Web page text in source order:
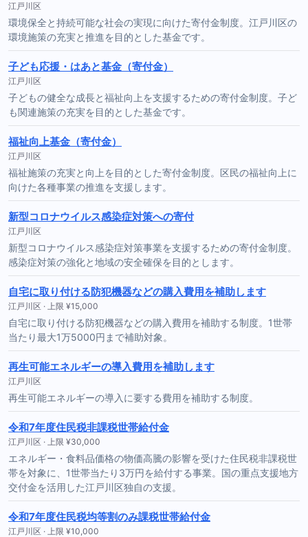
江戸川区
環境保全と持続可能な社会の実現に向けた寄付金制度。江戸川区の
環境施策の充実と推進を目的とした基金です。
子ども応援・はあと基金（寄付金）
江戸川区
子どもの健全な成長と福祉向上を支援するための寄付金制度。子ど
も関連施策の充実を目的とした基金です。
福祉向上基金（寄付金）
江戸川区
福祉施策の充実と向上を目的とした寄付金制度。区民の福祉向上に
向けた各種事業の推進を支援します。
新型コロナウイルス感染症対策への寄付
江戸川区
新型コロナウイルス感染症対策事業を支援するための寄付金制度。
感染症対策の強化と地域の安全確保を目的とします。
自宅に取り付ける防犯機器などの購入費用を補助します
江戸川区 · 上限 ¥15,000
自宅に取り付ける防犯機器などの購入費用を補助する制度。1世帯
当たり最大1万5000円まで補助対象。
再生可能エネルギーの導入費用を補助します
江戸川区
再生可能エネルギーの導入に要する費用を補助する制度。
令和7年度住民税非課税世帯給付金
江戸川区 · 上限 ¥30,000
エネルギー・食料品価格の物価高騰の影響を受けた住民税非課税世
帯を対象に、1世帯当たり3万円を給付する事業。国の重点支援地方
交付金を活用した江戸川区独自の支援。
令和7年度住民税均等割のみ課税世帯給付金
江戸川区 · 上限 ¥10,000